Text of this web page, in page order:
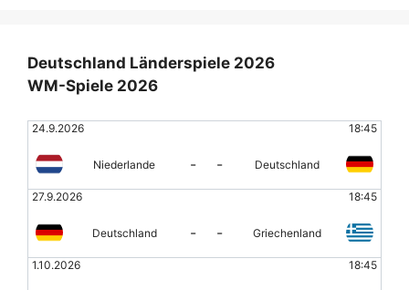
Deutschland Länderspiele 2026
WM-Spiele 2026
24.9.2026 18:45
Niederlande - - Deutschland
27.9.2026 18:45
Deutschland - - Griechenland
1.10.2026 18:45